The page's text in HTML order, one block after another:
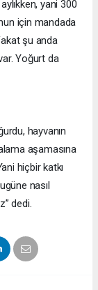
yani 300
için mandada
şu anda
Yoğurt da
hayvanın
aşamasına
hiçbir katkı
nasıl
dedi.